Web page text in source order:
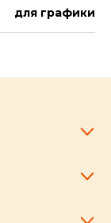
для графики